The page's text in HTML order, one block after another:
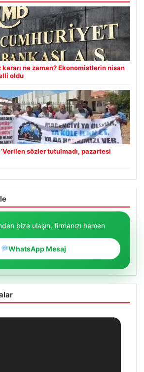
kararı ne zaman? Ekonomistlerin nisan
oldu
‘Verilen sözler tutulmadı, pazartesi
bize ulaşın, firmanızı hemen
WhatsApp Mesaj